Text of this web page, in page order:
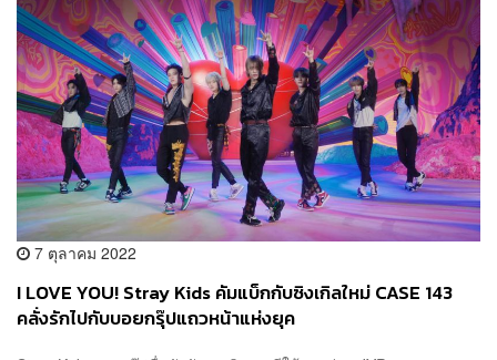
7 ตุลาคม 2022
I LOVE YOU! Stray Kids คัมแบ็กกับซิงเกิลใหม่ CASE 143
คลั่งรักไปกับบอยกรุ๊ปแถวหน้าแห่งยุค